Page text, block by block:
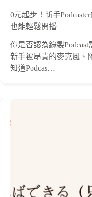
0元起步！新手
也能輕鬆開播
你是否認為錄製
新手被昂貴的麥克風、
知道Podcas…